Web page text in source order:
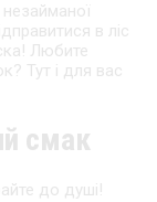
в ліс
Любите
Тут і для вас
смак
до душі!